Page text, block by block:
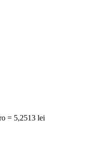
5,2513 lei